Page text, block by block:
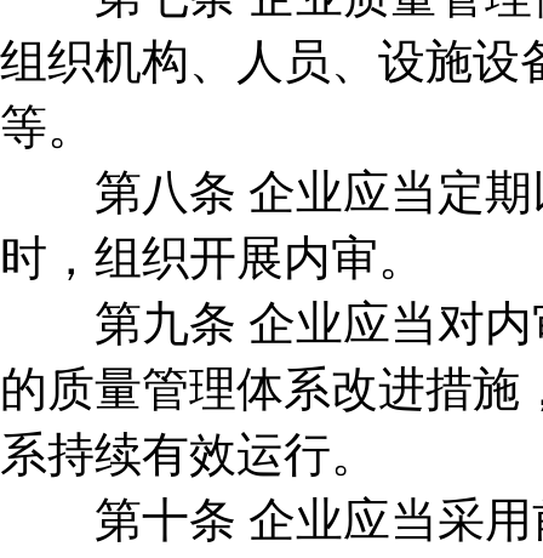
组织机构、人员、设施设
等。
第八条 企业应当定期
时，组织开展内审。
第九条 企业应当对内
的质量管理体系改进措
系持续有效运行。
第十条 企业应当采用